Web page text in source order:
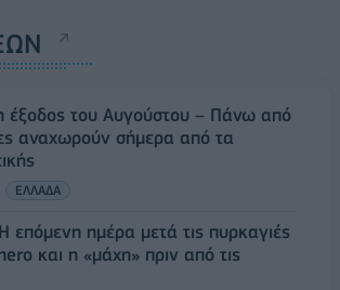
έξοδος του Αυγούστου – Πάνω από
αναχωρούν σήμερα από τα
ΕΛΛΑΔΑ
επόμενη ημέρα μετά τις πυρκαγιές
και η «μάχη» πριν από τις